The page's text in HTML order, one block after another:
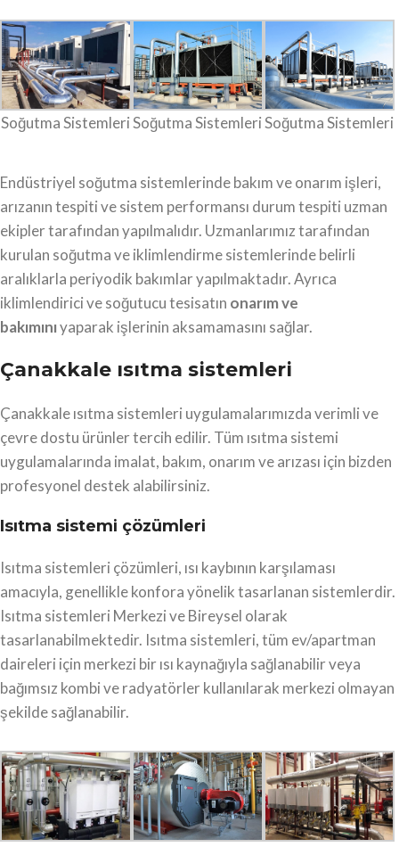
Soğutma Sistemleri Soğutma SistemleriSoğutma Sistemleri
Endüstriyel soğutma sistemlerinde bakım ve onarım işleri,
arızanın tespiti ve sistem performansı durum tespiti uzman
ekipler tarafından yapılmalıdır. Uzmanlarımız tarafından
kurulan soğutma ve iklimlendirme sistemlerinde belirli
aralıklarla periyodik bakımlar yapılmaktadır. Ayrıca
iklimlendirici ve soğutucu tesisatın onarım ve
bakımınıyaparak işlerinin aksamamasını sağlar.
Çanakkale ısıtma sistemleri
Çanakkale ısıtma sistemleri uygulamalarımızda verimli ve
çevre dostu ürünler tercih edilir. Tüm ısıtma sistemi
uygulamalarında imalat, bakım, onarım ve arızası için bizden
profesyonel destek alabilirsiniz.
Isıtma sistemi çözümleri
Isıtma sistemleri çözümleri, ısı kaybının karşılaması
amacıyla, genellikle konfora yönelik tasarlanan sistemlerdir.
Isıtma sistemleri Merkezi ve Bireysel olarak
tasarlanabilmektedir. Isıtma sistemleri, tüm ev/apartman
daireleri için merkezi bir ısı kaynağıyla sağlanabilir veya
bağımsız kombi ve radyatörler kullanılarak merkezi olmayan
şekilde sağlanabilir.